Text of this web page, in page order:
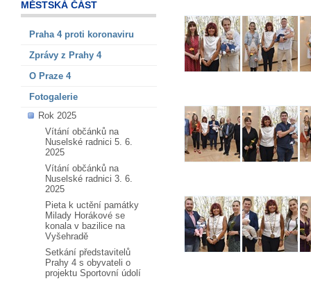
MĚSTSKÁ ČÁST
Praha 4 proti koronaviru
Zprávy z Prahy 4
O Praze 4
Fotogalerie
Rok 2025
Vítání občánků na
Nuselské radnici 5. 6.
2025
Vítání občánků na
Nuselské radnici 3. 6.
2025
Pieta k uctění památky
Milady Horákové se
konala v bazilice na
Vyšehradě
Setkání představitelů
Prahy 4 s obyvateli o
projektu Sportovní údolí